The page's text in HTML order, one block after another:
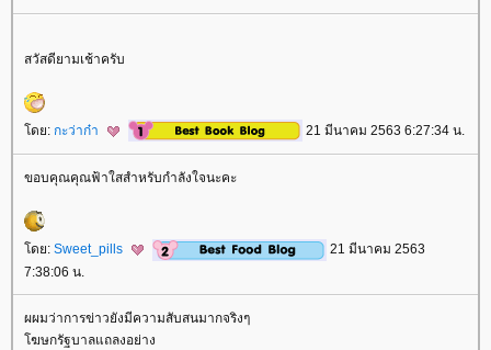
สวัสดียามเช้าครับ
ดย: กะว่าก๋า 21 มีนาคม 2563 6:27:34 น.
ขอบคุณคุณฟ้าใสสำหรับกำลังใจนะคะ
ดย: Sweet_pills
21 มีนาคม 2563
7:38:06 น.
ผผมว่าการข่าวยังมีความสับสนมากจริงๆ
ฆษกรัฐบาลแถลงอย่าง